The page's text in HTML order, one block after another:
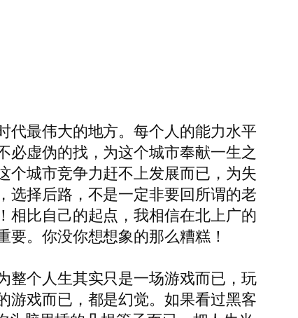
代最伟大的地方。每个人的能力水平
必虚伪的找，为这个城市奉献一生之
个城市竞争力赶不上发展而已，为失
选择后路，不是一定非要回所谓的老
相比自己的起点，我相信在北上广的
。你没你想想象的那么糟糕！
整个人生其实只是一场游戏而已，玩
游戏而已，都是幻觉。如果看过黑客